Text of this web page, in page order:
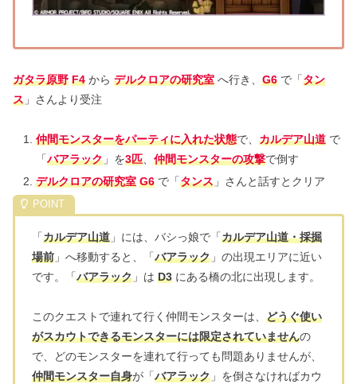
ガタラ原野 F4 から デルクロアの研究室 へ行き、 G6 で「タン
ス 」さんより受注
仲間モンスターをパーティに入れた状態で、 カルデア山道で
「バアラック」を3匹、 仲間モンスターの攻撃で倒す
デルクロアの研究室 G6で「タンス」さんと話すとクリア
「カルデア山道 」には、バシっ娘で「カルデア山道・採掘
場前 」へ移動すると、「バアラック 」の出現エリアに近い
です。「バアラック 」は D3 にある橋の北に出現します。
このクエストで連れて行く仲間モンスターは、 どうぐ使い
がスカウトできるモンスターには限定されていませんの
で、どのモンスターを連れて行っても問題ありませんが、
仲間モンスター自身が「バアラック 」を倒さなければカウ